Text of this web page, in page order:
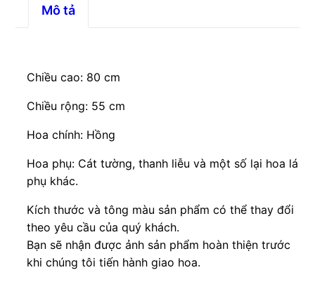
Mô tả
Chiều cao: 80 cm
Chiều rộng: 55 cm
Hoa chính: Hồng
Hoa phụ: Cát tường, thanh liễu và một số lại hoa lá
phụ khác.
Kích thước và tông màu sản phẩm có thể thay đổi
theo yêu cầu của quý khách.
Bạn sẽ nhận được ảnh sản phẩm hoàn thiện trước
khi chúng tôi tiến hành giao hoa.